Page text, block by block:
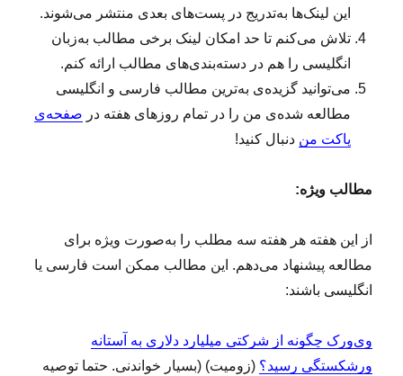
این لینک‌ها به‌تدریج در پست‌های بعدی منتشر می‌شوند.
تلاش می‌کنم تا حد امکان لینک برخی مطالب به‌زبان
انگلیسی را هم در دسته‌بندی‌های مطالب ارائه کنم.
می‌توانید گزیده‌ی به‌ترین مطالب فارسی و انگلیسی
مطالعه‌ شده‌ی من را در تمام روزهای هفته در صفحه‌ی
پاکت من دنبال کنید!
مطالب ویژه:
از این هفته هر هفته سه مطلب را به‌صورت ویژه برای
مطالعه پیشنهاد می‌دهم. این مطالب ممکن است فارسی یا
انگلیسی باشند:
وی‌ورک چگونه از شرکتی میلیارد دلاری به آستانه
ورشکستگی رسید؟ (زومیت) (بسیار خواندنی. حتما توصیه